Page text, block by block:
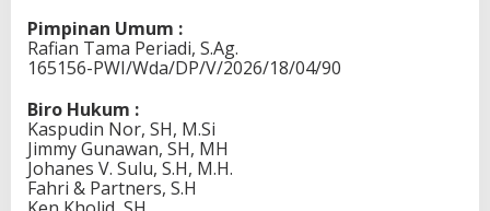
Pimpinan Umum :
Rafian Tama Periadi, S.Ag.
165156-PWI/Wda/DP/V/2026/18/04/90
Biro Hukum :
Kaspudin Nor, SH, M.Si
Jimmy Gunawan, SH, MH
Johanes V. Sulu, S.H, M.H.
Fahri & Partners, S.H